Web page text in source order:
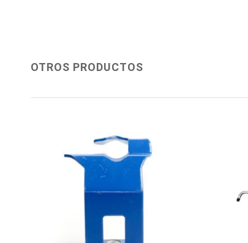
OTROS PRODUCTOS